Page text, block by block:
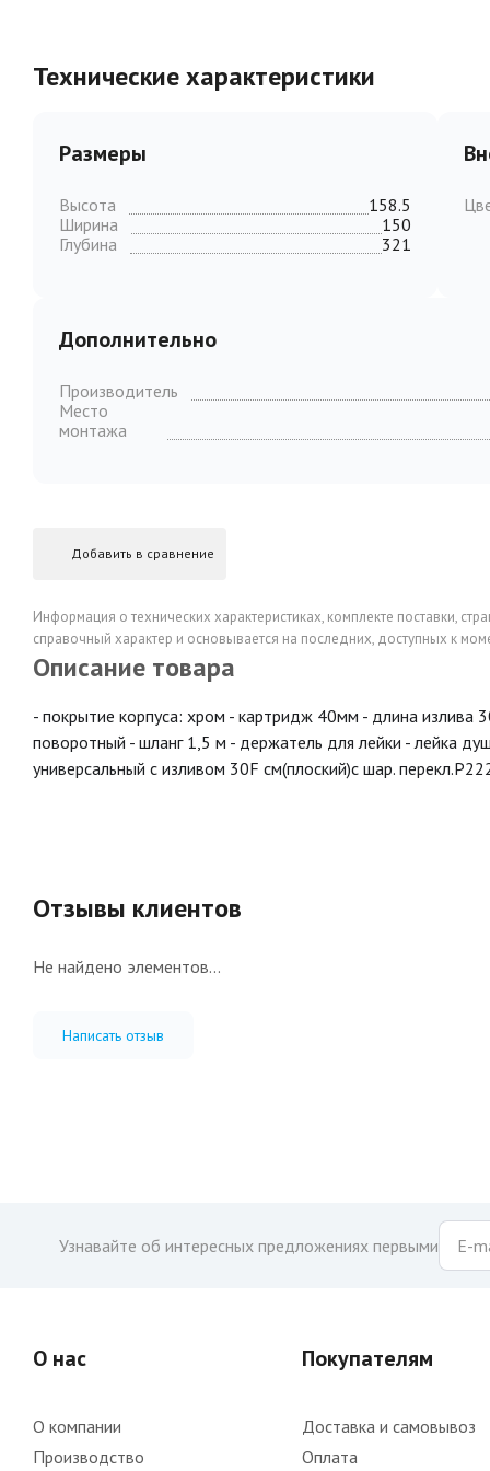
Технические характеристики
Размеры
Высота
158.5
Ширина
150
Глубина
321
Дополнительно
Производитель
Место
монтажа
Добавить в сравнение
Информация о технических характеристиках, комплекте поставки,
справочный характер и основывается на последних, доступных к
Описание товара
- покрытие корпуса: хром - картридж 40мм - длина излива
поворотный - шланг 1,5 м - держатель для лейки - лейка
универсальный с изливом 30F см(плоский)с шар.
Отзывы клиентов
Не найдено элементов...
Написать отзыв
Узнавайте об интересных предложениях первыми
О нас
О компании
Производство
Покупателям
Доставка и самовывоз
Оплата